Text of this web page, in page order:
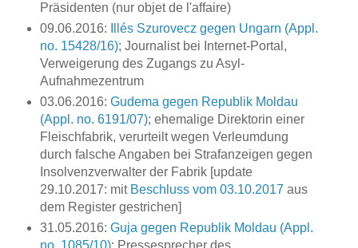
Präsidenten (nur objet de l'affaire)
09.06.2016:
Illés Szurovecz gegen Ungarn (Appl.
no. 15428/16); Journalist bei Internet-Portal,
Verweigerung des Zugangs zu Asyl-
Aufnahmezentrum
03.06.2016: Gudema gegen Republik Moldau
(Appl. no. 6191/07); ehemalige Direktorin einer
Fleischfabrik, verurteilt wegen Verleumdung
durch falsche Angaben bei Strafanzeigen gegen
Insolvenzverwalter der Fabrik [update
29.10.2017: mit Beschluss vom 03.10.2017 aus
dem Register gestrichen]
31.05.2016: Guja gegen Republik Moldau (Appl.